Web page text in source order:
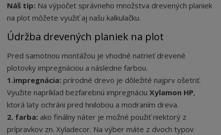
Náš tip: Na výpočet správneho množstva drevených planiek
na plot môžete využiť aj našu kalkulačku.
Údržba drevených planiek na plot
Pred samotnou montážou je vhodné natrieť drevené
plotovky impregnáciou a následne farbou.
1.impregnácia: prírodné drevo je dôležité najprv ošetriť.
Využite napríklad bezfarebnú impregnáciuXylamon HP,
ktorá laty ochráni pred hnilobou a modraním dreva.
2. farba: ako finálny náter je možné použiť niektorý z
prípravkov zn. Xyladecor. Na výber máte z dvoch typov